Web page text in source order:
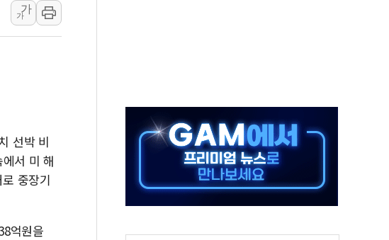
치 경신…한낮 총수요 104.3GW 기록
동시 공격… 위기 고조되는 또 다른 중동 화약고
가
가
선박 비
서 미 해
중장기
억원을